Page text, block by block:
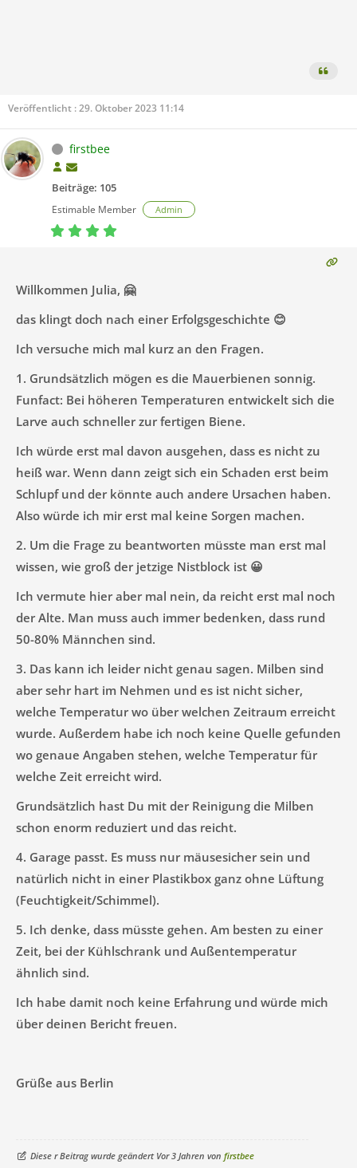
Veröffentlicht : 29. Oktober 2023 11:14
firstbee
Beiträge: 105
Estimable Member Admin
Willkommen Julia, 🤗
das klingt doch nach einer Erfolgsgeschichte 😊
Ich versuche mich mal kurz an den Fragen.
1. Grundsätzlich mögen es die Mauerbienen sonnig.
Funfact: Bei höheren Temperaturen entwickelt sich die
Larve auch schneller zur fertigen Biene.
Ich würde erst mal davon ausgehen, dass es nicht zu
heiß war. Wenn dann zeigt sich ein Schaden erst beim
Schlupf und der könnte auch andere Ursachen haben.
Also würde ich mir erst mal keine Sorgen machen.
2. Um die Frage zu beantworten müsste man erst mal
wissen, wie groß der jetzige Nistblock ist 😀
Ich vermute hier aber mal nein, da reicht erst mal noch
der Alte. Man muss auch immer bedenken, dass rund
50-80% Männchen sind.
3. Das kann ich leider nicht genau sagen. Milben sind
aber sehr hart im Nehmen und es ist nicht sicher,
welche Temperatur wo über welchen Zeitraum erreicht
wurde. Außerdem habe ich noch keine Quelle gefunden
wo genaue Angaben stehen, welche Temperatur für
welche Zeit erreicht wird.
Grundsätzlich hast Du mit der Reinigung die Milben
schon enorm reduziert und das reicht.
4. Garage passt. Es muss nur mäusesicher sein und
natürlich nicht in einer Plastikbox ganz ohne Lüftung
(Feuchtigkeit/Schimmel).
5. Ich denke, dass müsste gehen. Am besten zu einer
Zeit, bei der Kühlschrank und Außentemperatur
ähnlich sind.
Ich habe damit noch keine Erfahrung und würde mich
über deinen Bericht freuen.
Grüße aus Berlin
Diese r Beitrag wurde geändert Vor 3 Jahren von firstbee